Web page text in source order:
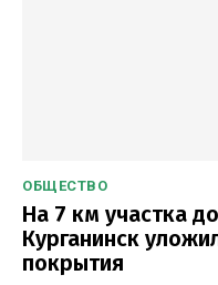
ОБЩЕСТВО
На 7 км участка
Курганинск
покрытия